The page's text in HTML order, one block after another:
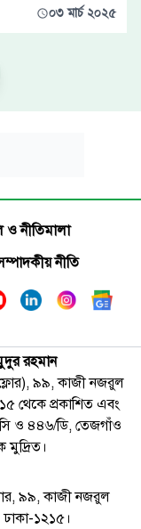
০৩ মার্চ ২০২৫
ও নীতিমালা
নীতি
রহমান
৯৯, কাজী নজরুল
থেকে প্রকাশিত এবং
ও ৪৪৬/ডি, তেজগাঁও
মুদ্রিত।
৯৯, কাজী নজরুল
১২১৫।